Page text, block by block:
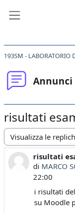
Annunci
risultati
Modalità
risultati
di MARCO
22:00
Numero di
i risultati
su Moodle